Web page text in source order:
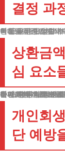
결정 과
상환금액은 기본적으로 월수입에서 생활비와 부대비용을 제외한 금액으로 산정됩니다.
이때 가구 구성원 수, 의료비나 교육비 같은 추가지출
특히 주목해야 할 부분은 추가지출 요인입니다. 정기적인 의료비, 자녀 교육비, 노부모 부양비 등은 기초생활비 외 추가 공제 항목으로 인정
상환금
심 요소
개인회생미납폐지를 방지하기 위해서는 다음 세 가지 요소를 상세히 살펴보아야 합니다.
첫째, 부양가족 관계를 정확히 파악해야 합니다. 함께 거주하는 가족뿐만 아니라 별거 중인 부양
둘째, 정기적으로 지출되는 생활비 외 비용을 상세히 검토해야 합니다. 질병이나
셋째, 채무 발생 원인과 사용처를 명확히 해야 합니다. 사치성
개인회
단 예방